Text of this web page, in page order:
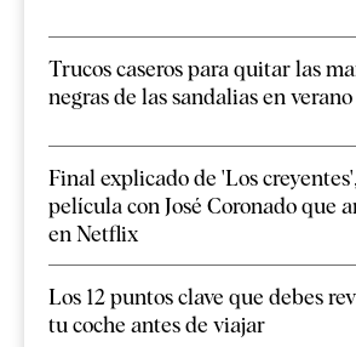
Trucos caseros para quitar las
negras de las sandalias en verano
Final explicado de 'Los
película con José Coronado que
en Netflix
Los 12 puntos clave que debes
tu coche antes de viajar